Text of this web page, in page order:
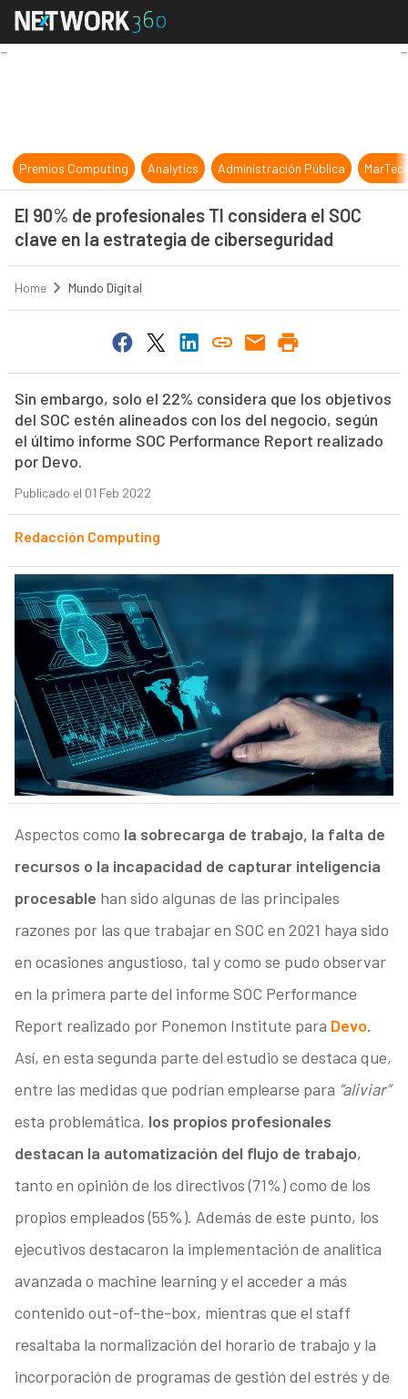
El 90% de profesionales TI
Premios Computing Analytics Administración Pública
El 90% de profesionales TI considera el SOC
clave en la estrategia de ciberseguridad
Home Mundo Digital
Sin embargo, solo el 22% considera que los objetivos
del SOC estén alineados con los del negocio, según
el último informe SOC Performance Report realizado
por Devo.
Publicado el 01 Feb 2022
Redacción Computing
Aspectos como la sobrecarga de trabajo, la falta de
recursos o la incapacidad de capturar inteligencia
procesable han sido algunas de las principales
razones por las que trabajar en SOC en 2021 haya sido
en ocasiones angustioso, tal y como se pudo observar
en la primera parte del informe SOC Performance
Report realizado por Ponemon Institute para Devo.
Así, en esta segunda parte del estudio se destaca que,
entre las medidas que podrían emplearse para “aliviar”
esta problemática, los propios profesionales
destacan la automatización del flujo de trabajo,
tanto en opinión de los directivos (71%) como de los
propios empleados (55%). Además de este punto, los
ejecutivos destacaron la implementación de analítica
avanzada o machine learning y el acceder a más
contenido out-of-the-box, mientras que el staff
resaltaba la normalización del horario de trabajo y la
incorporación de programas de gestión del estrés y de